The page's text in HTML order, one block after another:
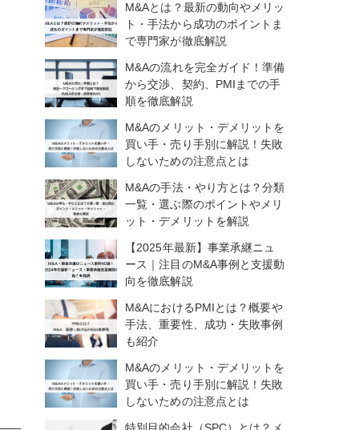
M&Aとは？最新の動向やメリッ
ト・手法から成功のポイントま
で専門家が徹底解説
M&Aの流れを完全ガイド！準備
から交渉、契約、PMIまでの手
順を徹底解説
M&Aのメリット・デメリットを
買い手・売り手別に解説！失敗
しないための注意点とは
M&Aの手法・やり方とは？分類
一覧・選ぶ際のポイントやメリ
ット・デメリットを解説
【2025年最新】事業承継ニュ
ース｜注目のM&A事例と支援動
向を徹底解説
M&AにおけるPMIとは？概要や
手法、重要性、成功・失敗事例
も紹介
M&Aのメリット・デメリットを
買い手・売り手別に解説！失敗
しないための注意点とは